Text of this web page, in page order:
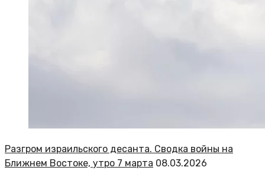
Разгром израильского десанта. Сводка войны на
Ближнем Востоке, утро 7 марта 08.03.2026